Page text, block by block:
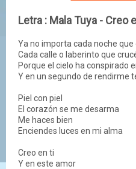
Letra : Mala Tuya - Creo
Ya no importa cada noche que
Cada calle o laberinto que
Porque el cielo ha conspirado
Y en un segundo de rendirme
Piel con piel
El corazón se me desarma
Me haces bien
Enciendes luces en mi alma
Creo en ti
Y en este amor